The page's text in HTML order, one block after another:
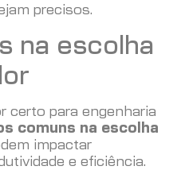
precisos.
na escolha
certo para engenharia
comuns na escolha
impactar
e eficiência.